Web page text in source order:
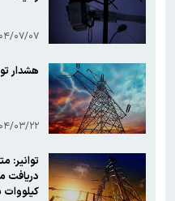
۱۴۰۴/
هشدار
۱۴۰۴/
توانیر: